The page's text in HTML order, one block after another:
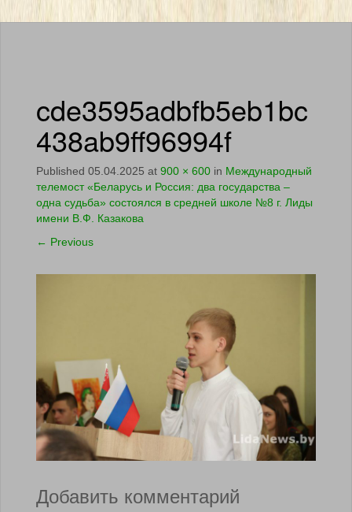
cde3595adbfb5eb1bc
438ab9ff96994f
Published 05.04.2025 at 900 × 600 in Международный
телемост «Беларусь и Россия: два государства –
одна судьба» состоялся в средней школе №8 г. Лиды
имени В.Ф. Казакова
← Previous
Добавить комментарий